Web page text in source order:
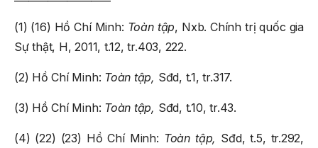
(1) (16) Hồ Chí Minh: Toàn tập, Nxb. Chính trị quốc gia
Sự thật, H, 2011, t.12, tr.403, 222.
(2) Hồ Chí Minh: Toàn tập, Sđd, t.1, tr.317.
(3) Hồ Chí Minh: Toàn tập, Sđd, t.10, tr.43.
(4) (22) (23) Hồ Chí Minh: Toàn tập, Sđd, t.5, tr.292,